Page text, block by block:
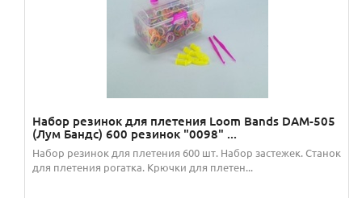
Набор резинок для плетения Loom Bands DAM-505
(Лум Бандс) 600 резинок "0098" ...
Набор резинок для плетения 600 шт. Набор застежек. Станок
для плетения рогатка. Крючки для плетен...